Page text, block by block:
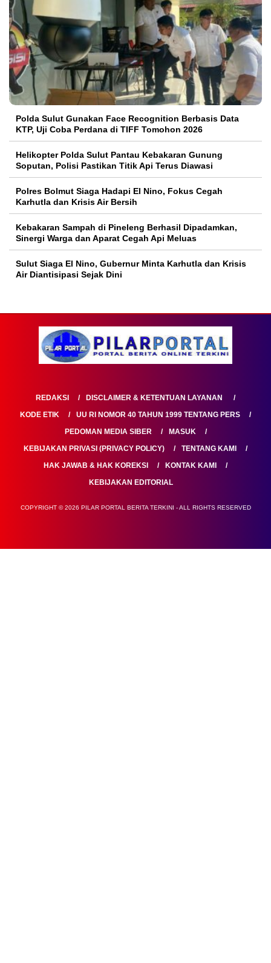
Polda Sulut Gunakan Face Recognition Berbasis Data
KTP, Uji Coba Perdana di TIFF Tomohon 2026
Helikopter Polda Sulut Pantau Kebakaran Gunung
Soputan, Polisi Pastikan Titik Api Terus Diawasi
Polres Bolmut Siaga Hadapi El Nino, Fokus Cegah
Karhutla dan Krisis Air Bersih
Kebakaran Sampah di Pineleng Berhasil Dipadamkan,
Sinergi Warga dan Aparat Cegah Api Meluas
Sulut Siaga El Nino, Gubernur Minta Karhutla dan Krisis
Air Diantisipasi Sejak Dini
REDAKSI
DISCLAIMER & KETENTUAN LAYANAN
KODE ETIK
UU RI NOMOR 40 TAHUN 1999 TENTANG PERS
PEDOMAN MEDIA SIBER
MASUK
KEBIJAKAN PRIVASI (PRIVACY POLICY)
TENTANG KAMI
HAK JAWAB & HAK KOREKSI
KONTAK KAMI
KEBIJAKAN EDITORIAL
COPYRIGHT © 2026 PILAR PORTAL BERITA TERKINI - ALL RIGHTS RESERVED